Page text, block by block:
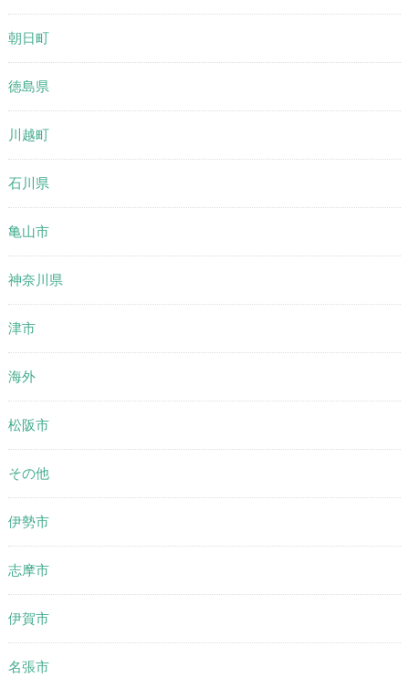
朝日町
徳島県
川越町
石川県
亀山市
神奈川県
津市
海外
松阪市
その他
伊勢市
志摩市
伊賀市
名張市